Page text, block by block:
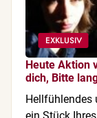
Heute Aktion
dich, Bitte
Hellfühlendes